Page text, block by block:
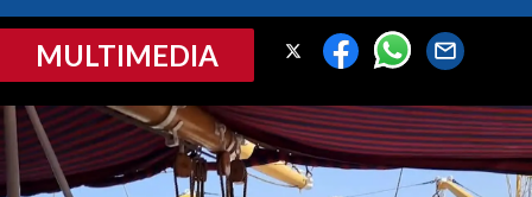
CRONACA SARDEGNA
PROVINCIA DI CAGLIARI
SULCIS IGLESIENTE
MULTIMEDIA